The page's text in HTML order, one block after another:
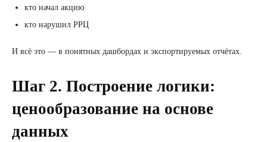
кто начал акцию
кто нарушил РРЦ
И всё это — в понятных дашбордах и экспортируемых отчётах.
Шаг 2. Построение логики:
ценообразование на основе
данных